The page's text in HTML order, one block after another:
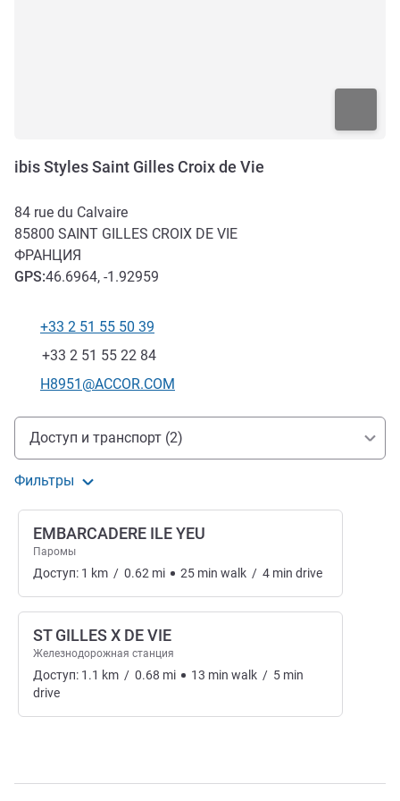
ibis Styles Saint Gilles Croix de Vie
84 rue du Calvaire
85800 SAINT GILLES CROIX DE VIE
ФРАНЦИЯ
GPS:46.6964, -1.92959
Телефон
+33 2 51 55 50 39
Факс
+33 2 51 55 22 84
Контактный адрес электронной почты
H8951@ACCOR.COM
Доступ и транспорт
Доступ и транспорт (2)
Фильтры
EMBARCADERE ILE YEU
Паромы
Доступ: 1 km / 0.62 mi 25 min walk / 4 min drive
ST GILLES X DE VIE
Железнодорожная станция
Доступ: 1.1 km / 0.68 mi 13 min walk / 5 min
drive